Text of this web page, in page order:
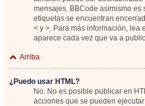
mensajes. BBCode asimismo es
etiquetas se encuentran
< y >. Para más información, lea
aparece cada vez que va a
Arriba
¿Puedo usar HTML?
No. No es posible publicar en
acciones que se pueden